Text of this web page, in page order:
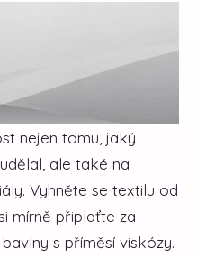
nejen tomu, jaký
ale také na
Vyhněte se textilu od
mírně připlaťte za
s příměsí viskózy.